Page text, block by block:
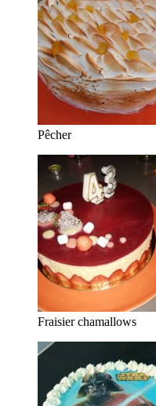
Pêcher
Fraisier chamallows